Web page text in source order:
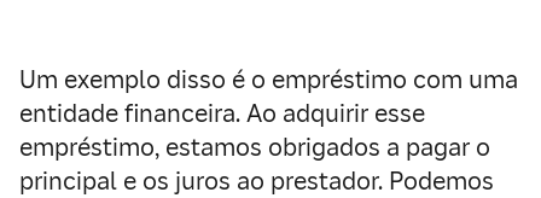
Um exemplo disso é o empréstimo com uma
entidade financeira. Ao adquirir esse
empréstimo, estamos obrigados a pagar o
principal e os juros ao prestador. Podemos